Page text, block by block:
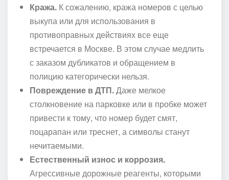
Кража. К сожалению, кража номеров с целью
выкупа или для использования в
противоправных действиях все еще
встречается в Москве. В этом случае медлить
с заказом дубликатов и обращением в
полицию категорически нельзя.
Повреждение в ДТП.Даже мелкое
столкновение на парковке или в пробке может
привести к тому, что номер будет смят,
поцарапан или треснет, а символы станут
нечитаемыми.
Естественный износ и коррозия.
Агрессивные дорожные реагенты, которыми